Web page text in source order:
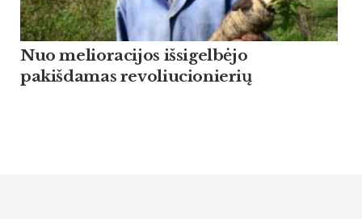
Nuo melioracijos išsigelbėjo
pakišdamas revoliucionierių